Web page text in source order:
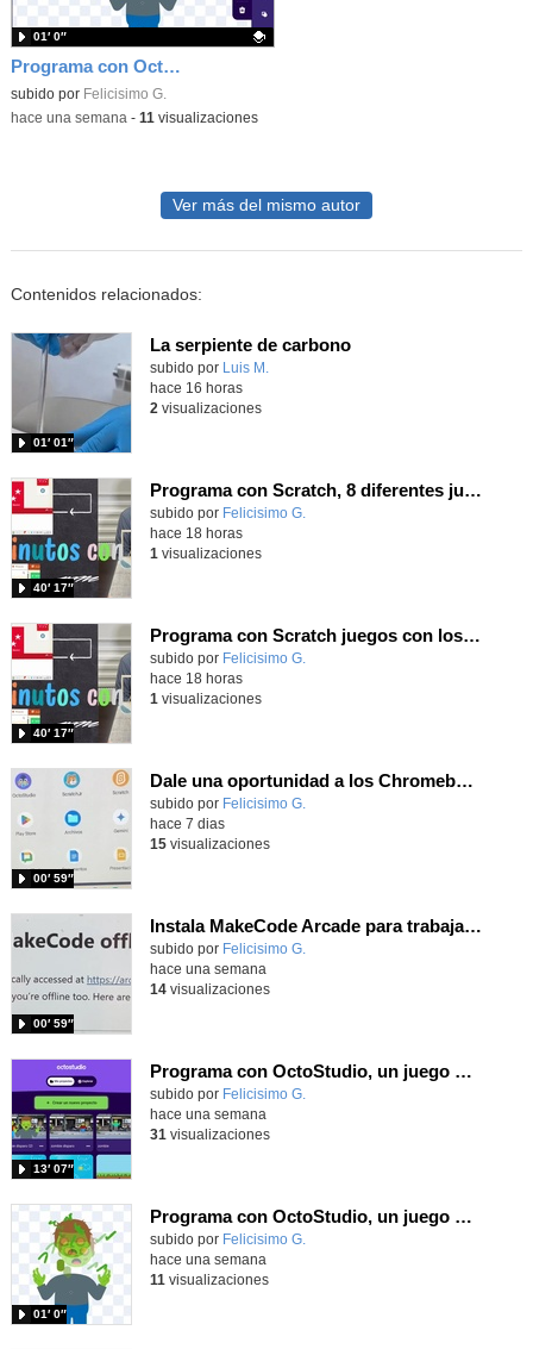
Programa con OctoStudio, un juego homenajeando al House of the dead con Zombies
Contenido educativo.
subido por Felicisimo G.
01′ 0″
-hace una semana - 11 visualizaciones
Ver más del mismo autor
Contenidos relacionados:
La serpiente de carbono
Contenido educativo.
subido por Luis M.
01′ 01″
hace 16 horas
2 visualizaciones
Programa con Scratch, 8 diferentes juegos para vivir la emoción de los partidos de España en el mundial 2026
Contenido educativo.
subido por Felicisimo G.
40′ 17″
hace 18 horas
1 visualizaciones
Programa con Scratch juegos con los partidos del mundial 2026 ganados por España
Contenido educativo.
subido por Felicisimo G.
40′ 17″
hace 18 horas
1 visualizaciones
Dale una oportunidad a los Chromebooks y utiliza un proyector para realizar talleres si no tienes pantallas táctiles
Contenido educativo.
subido por Felicisimo G.
00′ 59″
hace 7 dias
15visualizaciones
Instala MakeCode Arcade para trabajar offline en tu tablet, ordenador, Chromebook
Contenido educativo.
subido por Felicisimo G.
00′ 59″
hace una semana
14visualizaciones
Programa con OctoStudio, un juego de disparos contra Zombies con un cargador basado en el House of the dead
Contenido educativo.
subido por Felicisimo G.
13′ 07″
hace una semana
31 visualizaciones
Programa con OctoStudio, un juego homenajeando al House of the dead con Zombies
Contenido educativo.
subido por Felicisimo G.
01′ 0″
hace una semana
11 visualizaciones